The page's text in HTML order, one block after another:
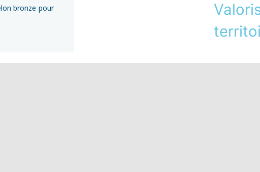
bronze pour
en garantissant la conformité avec les